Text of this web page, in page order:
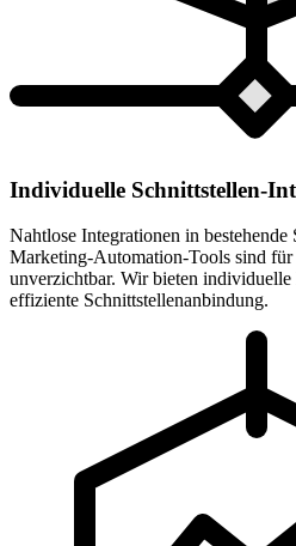
Individuelle Schnittstellen-
Nahtlose Integrationen in
Marketing-Automation-Tools sind für
unverzichtbar. Wir bieten
effiziente Schnittstellenanbindung.